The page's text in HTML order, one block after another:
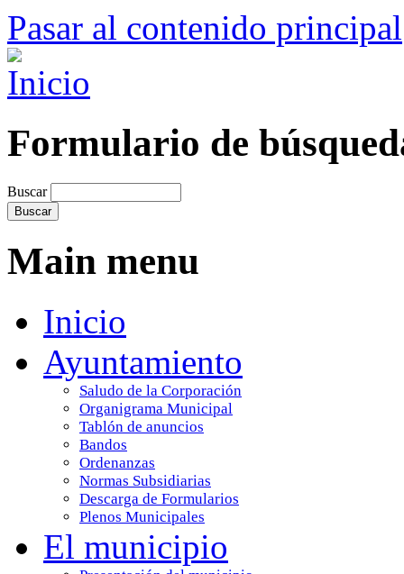
Pasar al contenido principal
Formulario de
Buscar
Main menu
Inicio
Ayuntamiento
Saludo de la Corporación
Organigrama Municipal
Tablón de anuncios
Bandos
Ordenanzas
Normas Subsidiarias
Descarga de Formularios
Plenos Municipales
El municipio